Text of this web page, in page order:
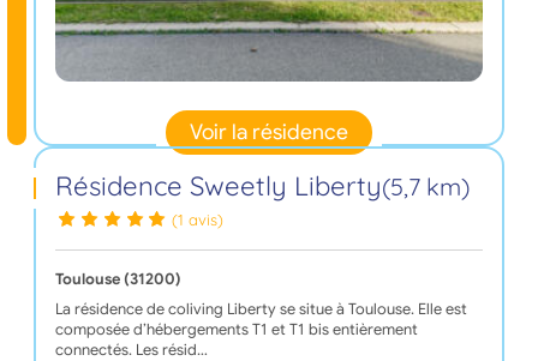
Voir la résidence
Résidence Sweetly Liberty(5,7 km)
(1 avis)
Toulouse (31200)
La résidence de coliving Liberty se situe à Toulouse. Elle est
composée d’hébergements T1 et T1 bis entièrement
connectés. Les résid…